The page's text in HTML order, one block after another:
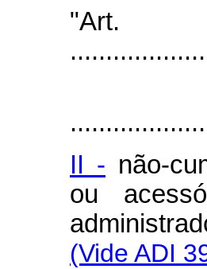
"Art.
II - não-
ou
(Vide ADI